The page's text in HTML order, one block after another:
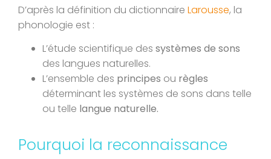
D’après la définition du dictionnaire Larousse, la
phonologie est :
L’étude scientifique des systèmes de sons
des langues naturelles.
L’ensemble des principes ou règles
déterminant les systèmes de sons dans telle
ou telle langue naturelle.
Pourquoi la reconnaissance